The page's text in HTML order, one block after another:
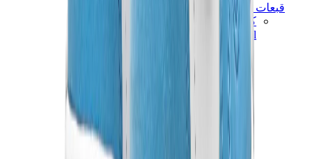
قبعات وكاب
كاب كروم هارتس
View All